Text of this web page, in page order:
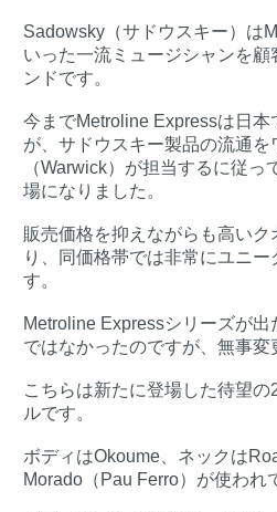
Sadowsky（サドウスキー）は
いった一流ミュージシャンを
ンドです。
今までMetroline Expressは日本
が、サドウスキー製品の流通を
（Warwick）が担当するに従っ
場になりました。
販売価格を抑えながらも高い
り、同価格帯では非常にユニ
す。
Metroline Expressシリーズが
ではなかったのですが、無事変
こちらは新たに登場した待望
ルです。
ボディはOkoume、ネックは
Morado（Pau Ferro）が使われ